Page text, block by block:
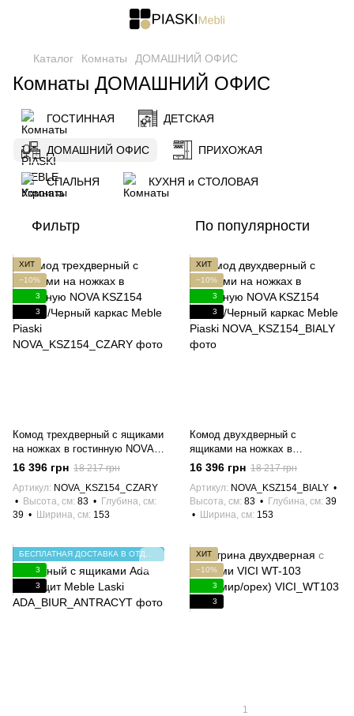
Каталог Комнаты ДОМАШНИЙ ОФИС
Комнаты ДОМАШНИЙ ОФИС
ГОСТИННАЯ ДЕТСКАЯ
ДОМАШНИЙ ОФИС ПРИХОЖАЯ
СПАЛЬНЯ КУХНЯ и СТОЛОВАЯ
Фильтр По популярности
ХИТ
−10%
3
3
Комод трехдверный с ящиками
на ножках в гостинную NOVA
KSZ154 Серый/Черный каркас
Meble Piaski
16 396 грн 18 217 грн
Артикул
NOVA_KSZ154_CZARY
Высота, см 83
Глубина, см
39
Ширина, см 153
ХИТ
−10%
3
3
Комод двухдверный с
ящиками на ножках в
гостинную NOVA KSZ154
Белый/Черный каркас Meble
Piaski
16 396 грн 18 217 грн
Артикул
NOVA_KSZ154_BIALY
Высота, см 83 Глубина, см 39
Ширина, см 153
3
3
ХИТ
−10%
3
3
1